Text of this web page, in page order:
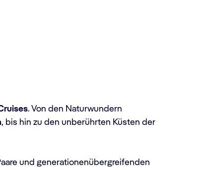
. Von den Naturwundern
, bis hin zu den unberührten Küsten der
und generationenübergreifenden